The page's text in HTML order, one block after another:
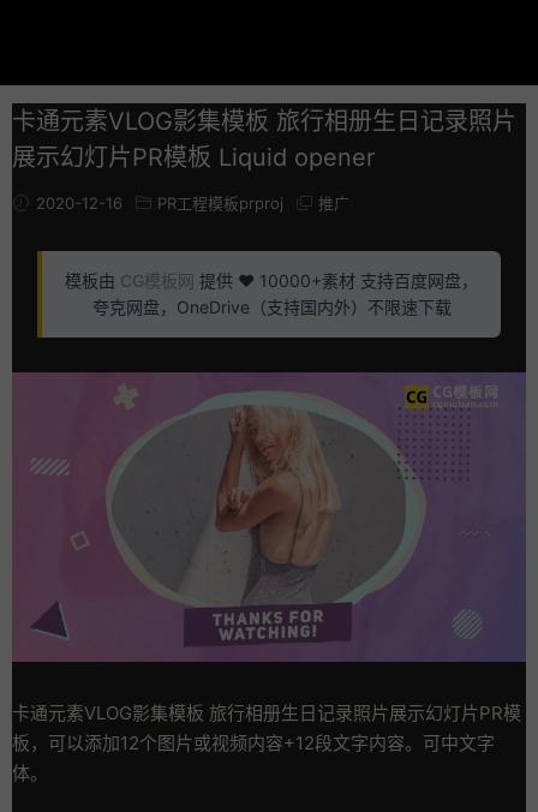
卡通元素VLOG影集模板 旅行相册生日记录照片
展示幻灯片PR模板 Liquid opener
2020-12-16 PR工程模板prproj 推广
模板由 CG模板网 提供 ❤️ 10000+素材 支持百度网盘，
夸克网盘，OneDrive（支持国内外）不限速下载
卡通元素VLOG影集模板 旅行相册生日记录照片展示幻灯片PR模
板，可以添加12个图片或视频内容+12段文字内容。可中文字
体。